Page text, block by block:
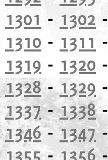
1301 - 1302
1310 - 1311
1319 - 1320
1328-1329
1337-1338
1346-1347
1355- 1356